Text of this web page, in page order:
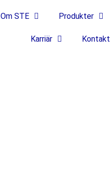
Om STE Produkter
Karriär Kontakt